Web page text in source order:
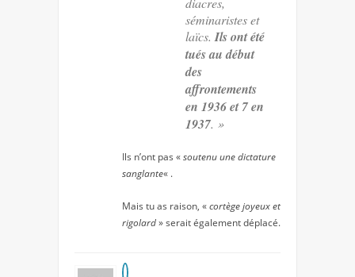
séminaristes et
laïcs. Ils ont été
tués au début
des
affrontements
en 1936 et 7 en
1937. »
Ils n’ont pas «soutenu une dictature
sanglante« .
Mais tu as raison, «cortège joyeux et
rigolard» serait également déplacé.